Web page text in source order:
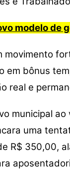
modelo
movimento
em bônus
real e
municipal
uma
R$ 350,00,